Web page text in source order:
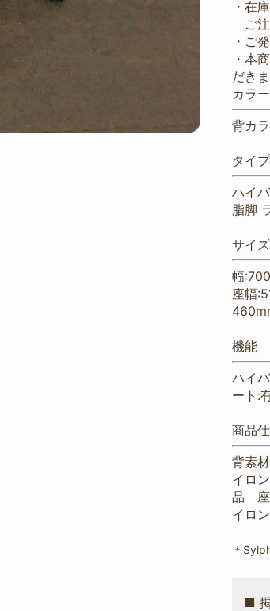
・在
ご注
・ご
・本
だきま
カラー
背カ
タイプ
ハイ
脂脚
サイズ
幅
座幅
機能
ハイ
ート:
商品
背素
イロ
品 座
イロ
＊
■